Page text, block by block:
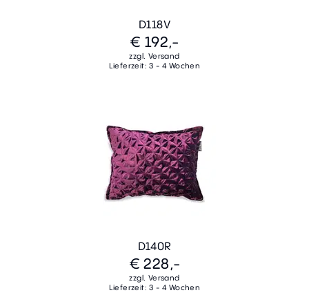
D118V
€ 192,-
zzgl. Versand
Lieferzeit: 3 - 4 Wochen
D140R
€ 228,-
zzgl. Versand
Lieferzeit: 3 - 4 Wochen